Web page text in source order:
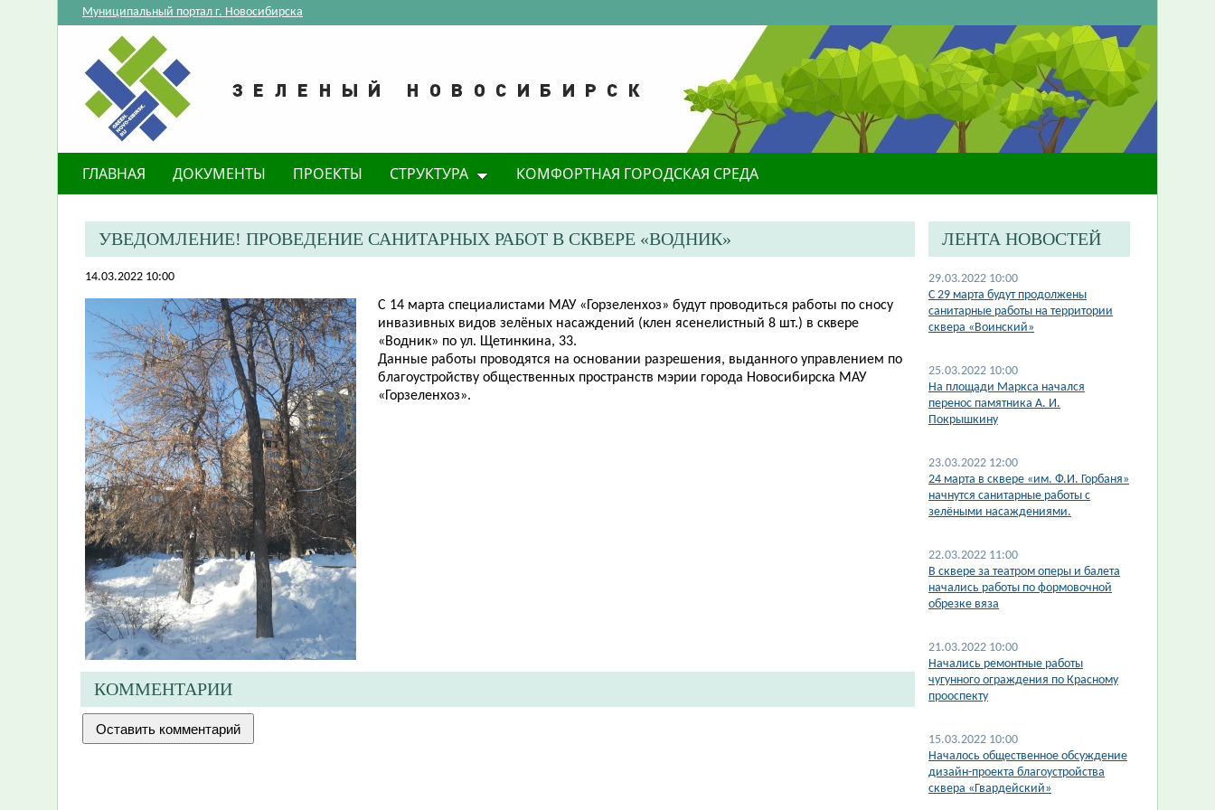
Муниципальный портал г. Новосибирска
ГЛАВНАЯ ДОКУМЕНТЫ ПРОЕКТЫ СТРУКТУРА КОМФОРТНАЯ ГОРОДСКАЯ СРЕДА
УВЕДОМЛЕНИЕ! ПРОВЕДЕНИЕ САНИТАРНЫХ РАБОТ В СКВЕРЕ «ВОДНИК»
14.03.2022 10:00
С 14 марта специалистами МАУ «Горзеленхоз» будут проводиться работы по сносу
инвазивных видов зелёных насаждений (клен ясенелистный 8 шт.) в сквере
«Водник» по ул. Щетинкина, 33.
Данные работы проводятся на основании разрешения, выданного управлением по
благоустройству общественных пространств мэрии города Новосибирска МАУ
«Горзеленхоз».
КОММЕНТАРИИ
ЛЕНТА НОВОСТЕЙ
29.03.2022 10:00
С 29 марта будут продолжены
санитарные работы на территории
сквера «Воинский»
25.03.2022 10:00
На площади Маркса начался
перенос памятника А. И.
Покрышкину
23.03.2022 12:00
24 марта в сквере «им. Ф.И. Горбаня»
начнутся санитарные работы с
зелёными насаждениями.
22.03.2022 11:00
В сквере за театром оперы и балета
начались работы по формовочной
обрезке вяза
21.03.2022 10:00
Начались ремонтные работы
чугунного ограждения по Красному
прооспекту
15.03.2022 10:00
Началось общественное обсуждение
дизайн-проекта благоустройства
сквера «Гвардейский»